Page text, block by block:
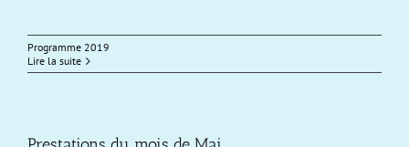
Programme 2019
Lire la suite